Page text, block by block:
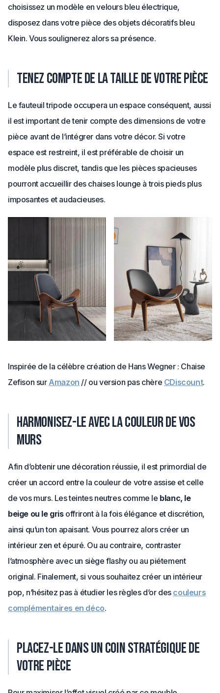
choisissez un modèle en velours bleu électrique,
disposez dans votre pièce des objets décoratifs bleu
Klein. Vous soulignerez alors sa présence.
Tenez compte de la taille de votre pièce
Le fauteuil tripode occupera un espace conséquent, aussi
il est important de tenir compte des dimensions de votre
pièce avant de l’intégrer dans votre décor. Si votre
espace est restreint, il est préférable de choisir un
modèle plus discret, tandis que les pièces spacieuses
pourront accueillir des chaises lounge à trois pieds plus
imposantes et audacieuses.
Inspirée de la célèbre création de Hans Wegner : Chaise
Zefison surAmazon // ou version pas chère CDiscount.
Harmonisez-le avec la couleur de vos
murs
Afin d’obtenir une décoration réussie, il est primordial de
créer un accord entre la couleur de votre assise et celle
de vos murs. Les teintes neutres comme le blanc, le
beige ou le grisoffriront à la fois élégance et discrétion,
ainsi qu’un ton apaisant. Vous pourrez alors créer un
intérieur zen et épuré. Ou au contraire, contraster
l’atmosphère avec un siège flashy ou au piétement
original. Finalement, si vous souhaitez créer un intérieur
pop, n’hésitez pas à étudier les règles d’or des couleurs
complémentaires en déco.
Placez-le dans un coin stratégique de
votre pièce